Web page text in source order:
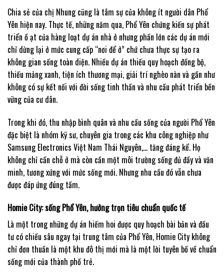
Chia sẻ của chị Nhung cũng là tâm sự của không ít người dân Phổ
Yên hiện nay. Thực tế, những năm qua, Phổ Yên chứng kiến sự phát
triển ồ ạt của hàng loạt dự án nhà ở nhưng phần lớn các dự án mới
chỉ dừng lại ở mức cung cấp “nơi để ở” chứ chưa thực sự tạo ra
không gian sống toàn diện. Nhiều dự án thiếu quy hoạch đồng bộ,
thiếu mảng xanh, tiện ích thương mại, giải trí nghèo nàn và gần như
không có sự kết nối với đời sống tinh thần và nhu cầu phát triển bền
vững của cư dân.
Trong khi đó, thu nhập bình quân và nhu cầu sống của người Phổ Yên
đặc biệt là nhóm kỹ sư, chuyên gia trong các khu công nghiệp như
Samsung Electronics Việt Nam Thái Nguyên,… tăng đáng kể. Họ
không chỉ cần chỗ ở mà còn cần một môi trường sống đủ đầy và văn
minh, tương xứng với mức sống mới. Nhưng nhu cầu đó vẫn chưa
được đáp ứng đúng tầm.
Homie City: sống Phổ Yên, hưởng trọn tiêu chuẩn quốc tế
Là một trong những dự án hiếm hoi được quy hoạch bài bản và đầu
tư có chiều sâu ngay tại trung tâm của Phổ Yên, Homie City không
chỉ đơn thuần là một khu đô thị mới mà là một lời tuyên bố về chuẩn
sống mới của thành phố trẻ.